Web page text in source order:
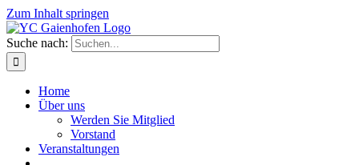
Zum Inhalt springen
Suche nach:
Home
Über uns
Werden Sie Mitglied
Vorstand
Veranstaltungen